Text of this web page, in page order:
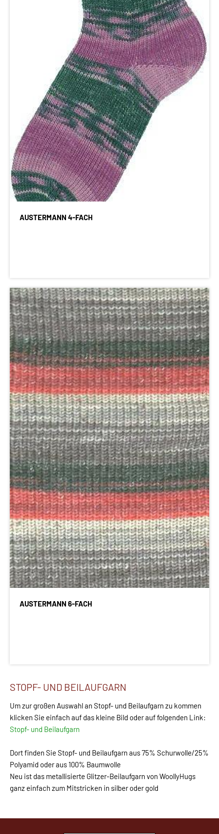
AUSTERMANN 4-FACH
AUSTERMANN 6-FACH
STOPF- UND BEILAUFGARN
Um zur großen Auswahl an Stopf- und Beilaufgarn zu kommen
klicken Sie einfach auf das kleine Bild oder auf folgenden Link:
Stopf- und Beilaufgarn
Dort finden Sie Stopf- und Beilaufgarn aus 75% Schurwolle/25%
Polyamid oder aus 100% Baumwolle
Neu ist das metallisierte Glitzer-Beilaufgarn von WoollyHugs
ganz einfach zum Mitstricken in silber oder gold